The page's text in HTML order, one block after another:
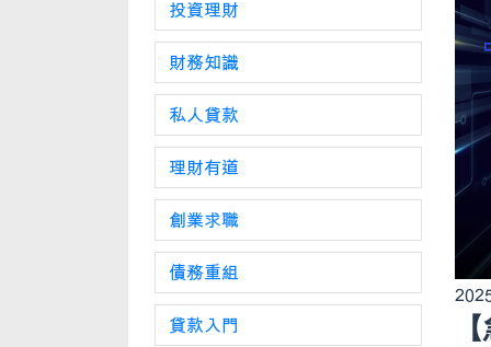
投資理財
財務知識
私人貸款
理財有道
創業求職
債務重組
貸款入門